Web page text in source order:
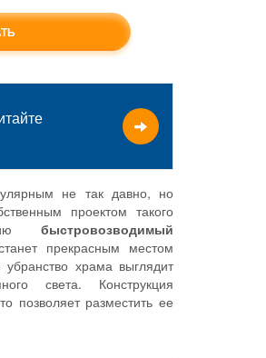
не так давно, но
проектом такого
быстровозводимый
прекрасным местом
убранство храма выглядит
света. Конструкция
позволяет разместить ее